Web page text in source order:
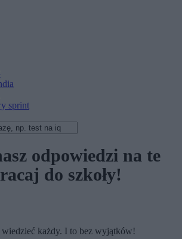
sprint
odpowiedzi na te
do szkoły!
każdy. I to bez wyjątków!